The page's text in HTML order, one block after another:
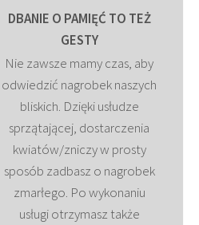
DBANIE O PAMIĘĆ TO TEŻ
GESTY
Nie zawsze mamy czas, aby
odwiedzić nagrobek naszych
bliskich. Dzięki usłudze
sprzątającej, dostarczenia
kwiatów/zniczy w prosty
sposób zadbasz o nagrobek
zmarłego. Po wykonaniu
usługi otrzymasz także